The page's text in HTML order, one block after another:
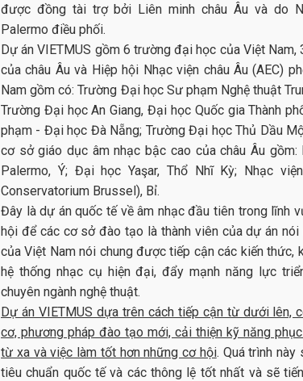
được đồng tài trợ bởi Liên minh châu Âu và do
Palermo điều phối.
Dự án VIETMUS gồm 6 trường đại học của Việt
của châu Âu và Hiệp hội Nhạc viện châu Âu (AEC)
Nam gồm có: Trường Đại học Sư phạm Nghệ thuật
Trường Đại học An Giang, Đại học Quốc gia Thành
phạm - Đại học Đà Nẵng; Trường Đại học Thủ Dầu
cơ sở giáo dục âm nhạc bậc cao của châu Âu
Palermo, Ý; Đại học Yaşar, Thổ Nhĩ Kỳ; Nhạc
Conservatorium Brussel), Bỉ.
Đây là dự án quốc tế về âm nhạc đầu tiên trong lĩnh
hội để các cơ sở đào tạo là thành viên của dự án
của Việt Nam nói chung được tiếp cận các kiến thức,
hệ thống nhạc cụ hiện đại, đẩy mạnh năng lực
chuyên ngành nghệ thuật.
Dự án VIETMUS dựa trên cách tiếp cận từ dưới lên,
cơ, phương pháp đào tạo mới, cải thiện kỹ năng
từ xa và việc làm tốt hơn những cơ hội. Quá trình
tiêu chuẩn quốc tế và các thông lệ tốt nhất và sẽ